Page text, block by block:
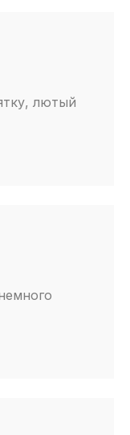
лютый